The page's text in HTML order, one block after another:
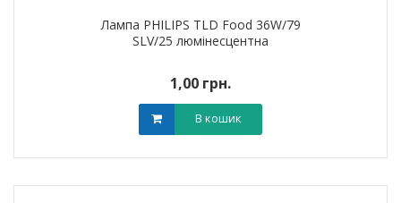
Лампа PHILIPS TLD Food 36W/79
SLV/25 люмінесцентна
1,00 грн.
В кошик